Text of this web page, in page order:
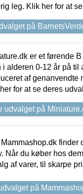
leg. Klik her for at
på
er et førende
i alderen 0-12 år på til
af genanvendte
for at se deres
udvalget på
Mammashop.dk finder
Når du køber hos
af varer, til skarpe
på